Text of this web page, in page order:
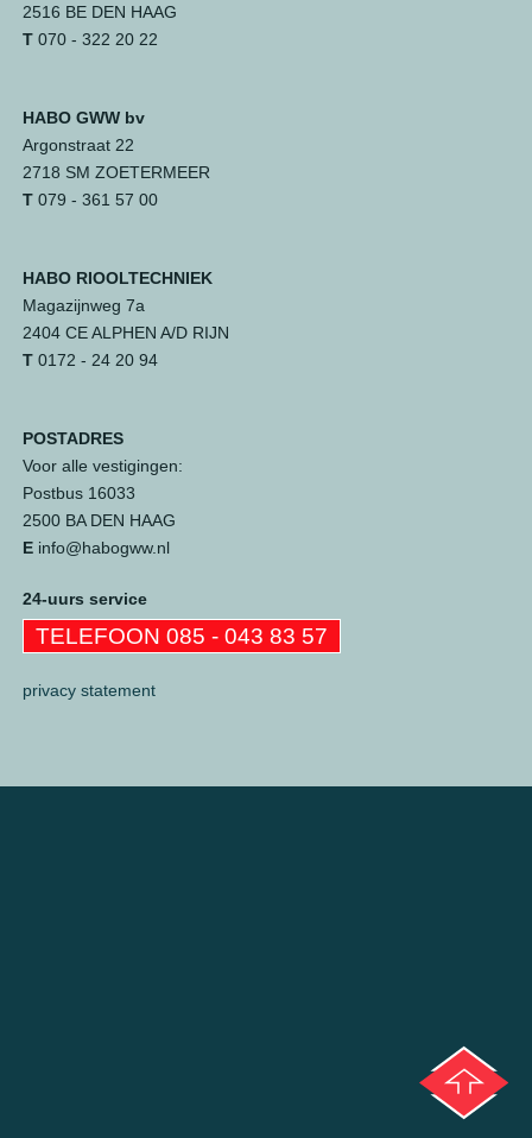
2516 BE DEN HAAG
T070 - 322 20 22
HABO GWW bv
Argonstraat 22
2718 SM ZOETERMEER
T079 - 361 57 00
HABO RIOOLTECHNIEK
Magazijnweg 7a
2404 CE ALPHEN A/D RIJN
T0172 - 24 20 94
POSTADRES
Voor alle vestigingen:
Postbus 16033
2500 BA DEN HAAG
Einfo@habogww.nl
24-uurs service
TELEFOON 085 - 043 83 57
privacy statement